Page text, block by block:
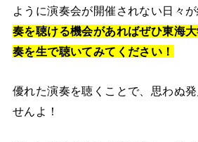
ように演奏会が開催されない日々が
奏を聴ける機会があればぜひ東海
奏を生で聴いてみてください！
優れた演奏を聴くことで、思わぬ
せんよ！